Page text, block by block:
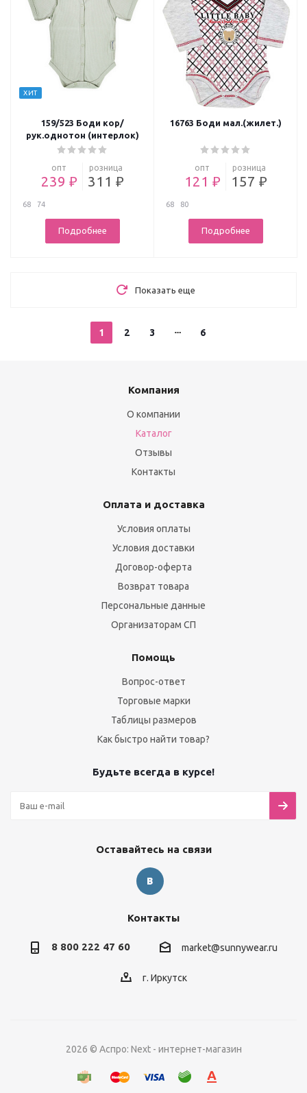
ХИТ
159/523 Боди кор/
рук.однотон (интерлок)
опт
239 ₽
розница
311 ₽
68 74
Подробнее
16763 Боди мал.(жилет.)
опт
121 ₽
розница
157 ₽
68 80
Подробнее
Показать еще
1 2 3 6
Компания
О компании
Каталог
Отзывы
Контакты
Оплата и доставка
Условия оплаты
Условия доставки
Договор-оферта
Возврат товара
Персональные данные
Организаторам СП
Помощь
Вопрос-ответ
Торговые марки
Таблицы размеров
Как быстро найти товар?
Будьте всегда в курсе!
Оставайтесь на связи
Контакты
8 800 222 47 60 market@sunnywear.ru
г. Иркутск
2026 © Аспро: Next - интернет-магазин